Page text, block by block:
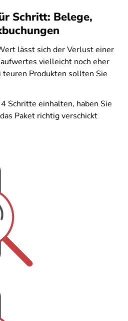
Schritt: Belege,
lässt sich der Verlust einer
vielleicht noch eher
Produkten sollten Sie
Schritte einhalten, haben Sie
Paket richtig verschickt